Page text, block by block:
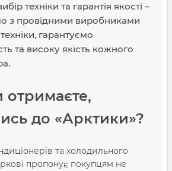
техніки та гарантія якості –
з провідними виробниками
гарантуємо
та високу якість кожного
до «Арктики»?
та холодильного
пропонує покупцям не